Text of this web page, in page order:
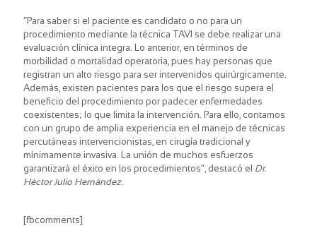
“Para saber si el paciente es candidato o no para un
procedimiento mediante la técnica TAVI se debe realizar una
evaluación clínica integra. Lo anterior, en términos de
morbilidad o mortalidad operatoria, pues hay personas que
registran un alto riesgo para ser intervenidos quirúrgicamente.
Además, existen pacientes para los que el riesgo supera el
beneficio del procedimiento por padecer enfermedades
coexistentes; lo que limita la intervención. Para ello, contamos
con un grupo de amplia experiencia en el manejo de técnicas
percutáneas intervencionistas, en cirugía tradicional y
mínimamente invasiva. La unión de muchos esfuerzos
garantizará el éxito en los procedimientos”, destacó el Dr.
Héctor Julio Hernández.
[fbcomments]